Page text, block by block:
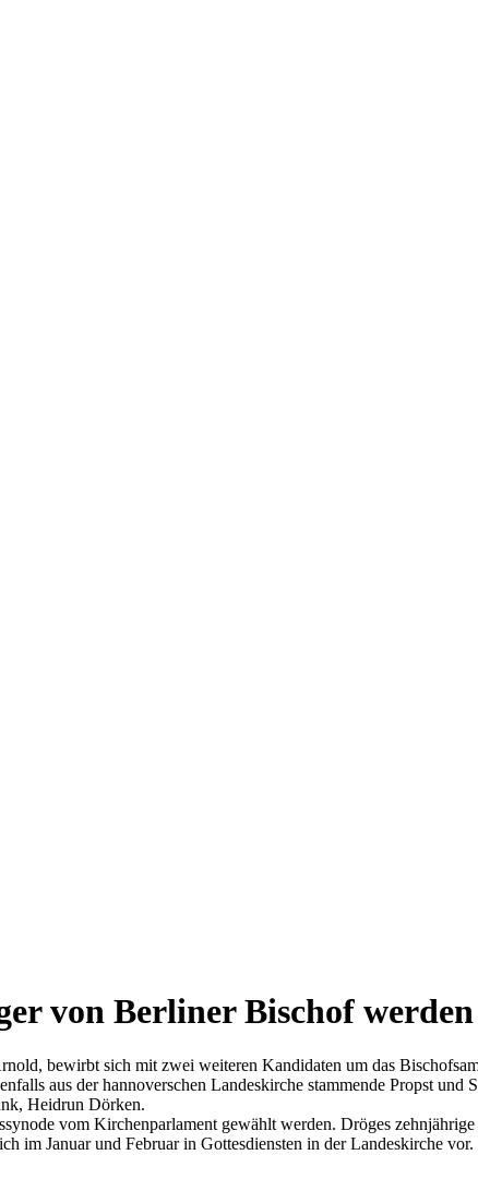
von Berliner Bischof werden
bewirbt sich mit zwei weiteren Kandidaten um das
aus der hannoverschen Landeskirche stammende Propst
Heidrun Dörken.
vom Kirchenparlament gewählt werden. Dröges
im Januar und Februar in Gottesdiensten in der Landeskirche vor.